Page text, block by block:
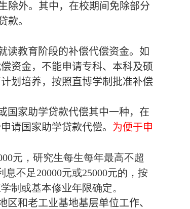
除外。其中，在校期间免除部分
款。
读教育阶段的补偿代偿资金。如
资金，不能申请专科、本科及硕
划培养，按照直博学制批准补偿
国家助学贷款代偿其中一种，在
请国家助学贷款代偿。 为便于申
元，研究生每生每年最高不超
息不足20000元或25000元的，按
制或基本修业年限确定。
和老工业基地基层单位工作、